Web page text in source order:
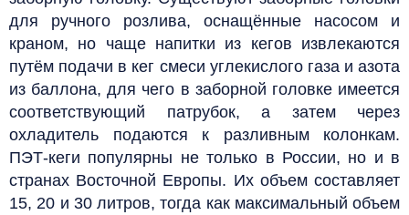
для ручного розлива, оснащённые насосом и
краном, но чаще напитки из кегов извлекаются
путём подачи в кег смеси углекислого газа и азота
из баллона, для чего в заборной головке имеется
соответствующий патрубок, а затем через
охладитель подаются к разливным колонкам.
ПЭТ-кеги популярны не только в России, но и в
странах Восточной Европы. Их объем составляет
15, 20 и 30 литров, тогда как максимальный объем